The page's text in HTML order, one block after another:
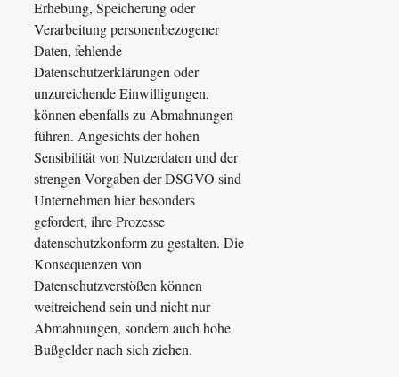
Erhebung, Speicherung oder
Verarbeitung personenbezogener
Daten, fehlende
Datenschutzerklärungen oder
unzureichende Einwilligungen,
können ebenfalls zu Abmahnungen
führen. Angesichts der hohen
Sensibilität von Nutzerdaten und der
strengen Vorgaben der DSGVO sind
Unternehmen hier besonders
gefordert, ihre Prozesse
datenschutzkonform zu gestalten. Die
Konsequenzen von
Datenschutzverstößen können
weitreichend sein und nicht nur
Abmahnungen, sondern auch hohe
Bußgelder nach sich ziehen.